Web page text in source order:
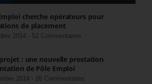
cherche opérateurs pour
de placement
2014 - 52 Commentaires
: une nouvelle prestation
de Pôle Emploi
2014 - 26 Commentaires